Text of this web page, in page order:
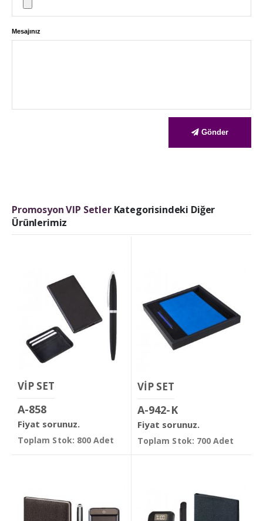
Mesajınız
Gönder
Promosyon VIP SetlerKategorisindeki Diğer
Ürünlerimiz
VİP SET
A-858
Fiyat sorunuz.
Toplam Stok: 800 Adet
VİP SET
A-942-K
Fiyat sorunuz.
Toplam Stok: 700 Adet